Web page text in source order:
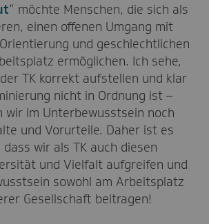
“ möchte Menschen, die sich als
einen offenen Umgang mit
und geschlechtlichen
ermöglichen. Ich sehe,
TK korrekt aufstellen und klar
nicht in Ordnung ist –
wir im Unterbewusstsein noch
und Vorurteile. Daher ist es
wir als TK auch diesen
und Vielfalt aufgreifen und
sowohl am Arbeitsplatz
Gesellschaft beitragen!